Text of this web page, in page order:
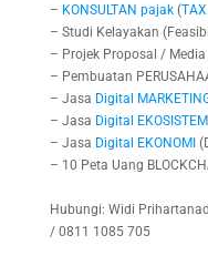
– KONSULTAN pajak(TAX
– Studi Kelayakan
– Projek Proposal /
– Pembuatan
– Jasa Digital
– Jasa Digital EKOSISTEM
– Jasa Digital EKONOMI
– 10 Peta Uang
Hubungi: Widi
/ 0811 1085 705